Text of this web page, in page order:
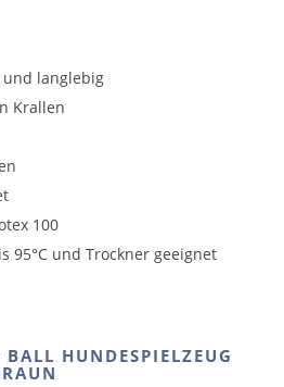
langlebig
Krallen
100
95°C und Trockner geeignet
HUNDESPIELZEUG